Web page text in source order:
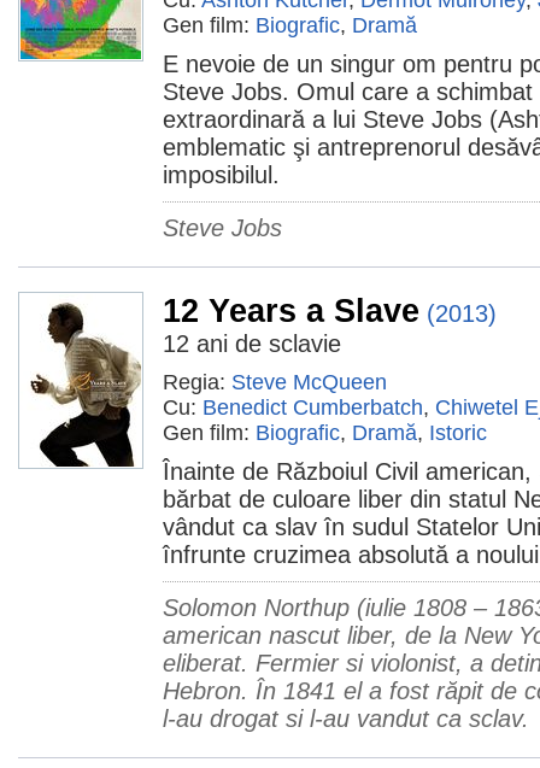
Gen film: Biografic, Dramă
E nevoie de un singur om pentru
Steve Jobs. Omul care a
extraordinară a lui Steve Jobs
emblematic şi antreprenorul
imposibilul.
Steve Jobs
12 Years a Slave (2013)
12 ani de sclavie
Regia: Steve McQueen
Cu: Benedict Cumberbatch, Chiwetel
Gen film: Biografic, Dramă, Istoric
Înainte de Războiul Civil
bărbat de culoare liber din statul
vândut ca slav în sudul Statelor
înfrunte cruzimea absolută a
Solomon Northup (iulie 1808 –
american nascut liber, de la New
eliberat. Fermier si violonist, a
Hebron. În 1841 el a fost răpit de
l-au drogat si l-au vandut ca sclav.